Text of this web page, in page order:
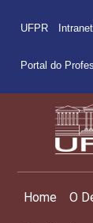
UFPR Intranet
Portal do
Home O